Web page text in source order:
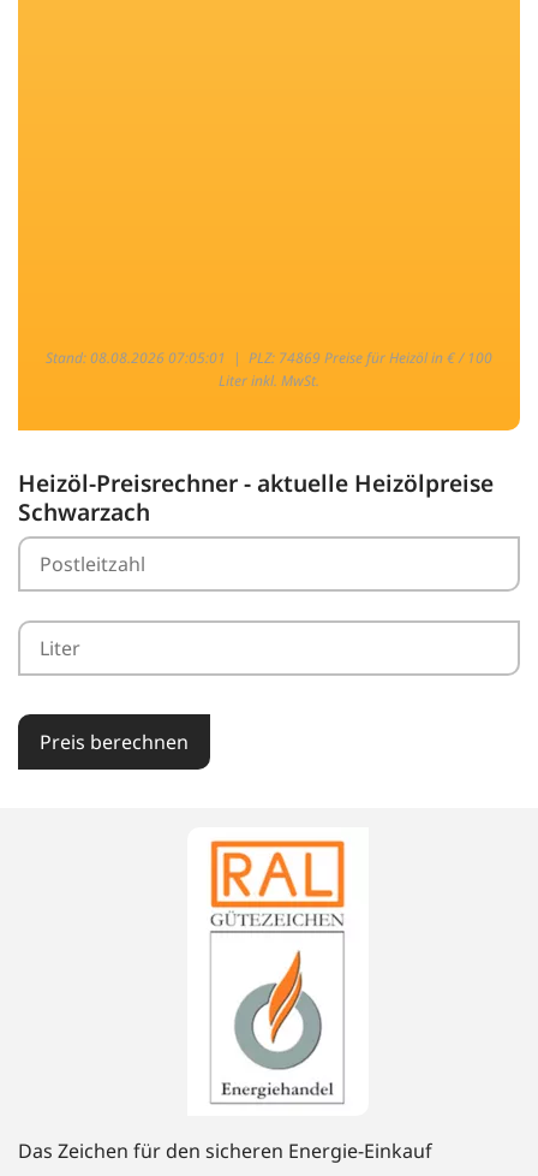
Stand: 08.08.2026 07:05:01 | PLZ: 74869 Preise für Heizöl in € / 100
Liter inkl. MwSt.
Heizöl-Preisrechner - aktuelle Heizölpreise
Schwarzach
Preis berechnen
Das Zeichen für den sicheren Energie-Einkauf